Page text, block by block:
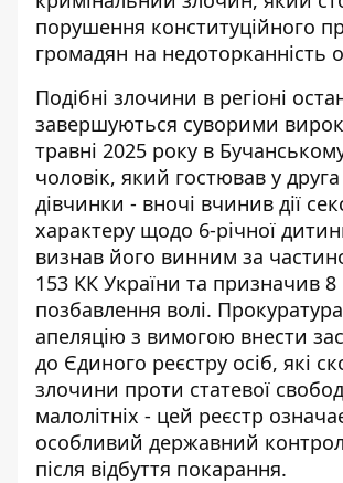
порушення конституційного
громадян на недоторканність
Подібні злочини в регіоні
завершуються суворими
травні 2025 року в
чоловік, який гостював у
дівчинки - вночі вчинив дії
характеру щодо 6-річної
визнав його винним за
153 КК України та призначив 8
позбавлення волі.
апеляцію з вимогою внести
до Єдиного реєстру осіб, які
злочини проти статевої
малолітніх - цей реєстр
особливий державний
після відбуття покарання.